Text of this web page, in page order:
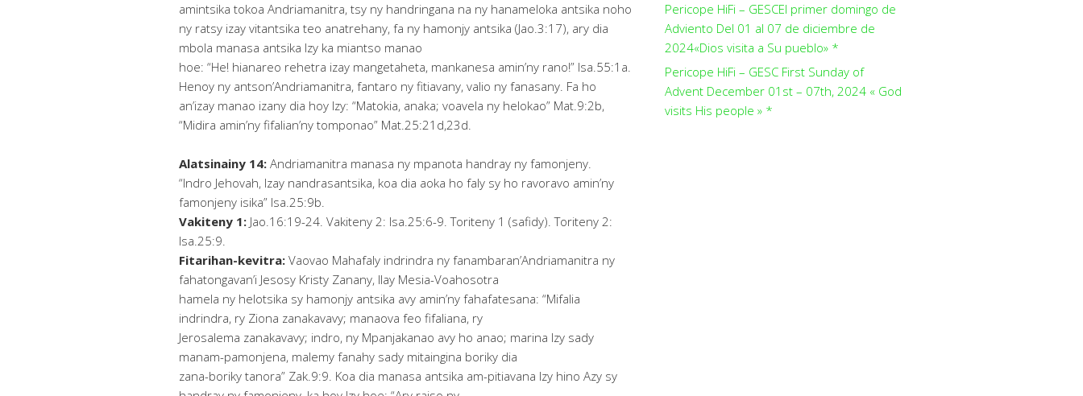
amintsika tokoa Andriamanitra, tsy ny handringana na ny hanameloka antsika noho
ny ratsy izay vitantsika teo anatrehany, fa ny hamonjy antsika (Jao.3:17), ary dia
mbola manasa antsika Izy ka miantso manao
hoe: “He! hianareo rehetra izay mangetaheta, mankanesa amin’ny rano!” Isa.55:1a.
Henoy ny antson’Andriamanitra, fantaro ny fitiavany, valio ny fanasany. Fa ho
an’izay manao izany dia hoy Izy: “Matokia, anaka; voavela ny helokao” Mat.9:2b,
“Midira amin’ny fifalian’ny tomponao” Mat.25:21d,23d.
Alatsinainy 14: Andriamanitra manasa ny mpanota handray ny famonjeny.
“Indro Jehovah, Izay nandrasantsika, koa dia aoka ho faly sy ho ravoravo amin’ny
famonjeny isika” Isa.25:9b.
Vakiteny 1: Jao.16:19-24. Vakiteny 2: Isa.25:6-9. Toriteny 1 (safidy). Toriteny 2:
Isa.25:9.
Fitarihan-kevitra: Vaovao Mahafaly indrindra ny fanambaran’Andriamanitra ny
fahatongavan’i Jesosy Kristy Zanany, Ilay Mesia-Voahosotra
hamela ny helotsika sy hamonjy antsika avy amin’ny fahafatesana: “Mifalia
indrindra, ry Ziona zanakavavy; manaova feo fifaliana, ry
Jerosalema zanakavavy; indro, ny Mpanjakanao avy ho anao; marina Izy sady
manam-pamonjena, malemy fanahy sady mitaingina boriky dia
zana-boriky tanora” Zak.9:9. Koa dia manasa antsika am-pitiavana Izy hino Azy sy
Pericope HiFi – GESCEl primer domingo de
Adviento Del 01 al 07 de diciembre de
2024«Dios visita a Su pueblo» *
Pericope HiFi – GESC First Sunday of
Advent December 01st – 07th, 2024 « God
visits His people » *